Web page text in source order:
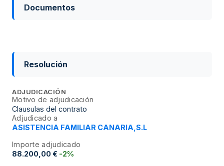
Documentos
Resolución
ADJUDICACIÓN
Motivo de adjudicación
Clausulas del contrato
Adjudicado a
ASISTENCIA FAMILIAR CANARIA,S.L
Importe adjudicado
88.200,00 € -2%